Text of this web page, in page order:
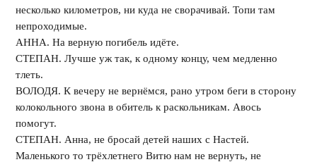
несколько километров, ни куда не сворачивай. Топи там
непроходимые.
АННА. На верную погибель идёте.
СТЕПАН. Лучше уж так, к одному концу, чем медленно
тлеть.
ВОЛОДЯ. К вечеру не вернёмся, рано утром беги в сторону
колокольного звона в обитель к раскольникам. Авось
помогут.
СТЕПАН. Анна, не бросай детей наших с Настей.
Маленького то трёхлетнего Витю нам не вернуть, не